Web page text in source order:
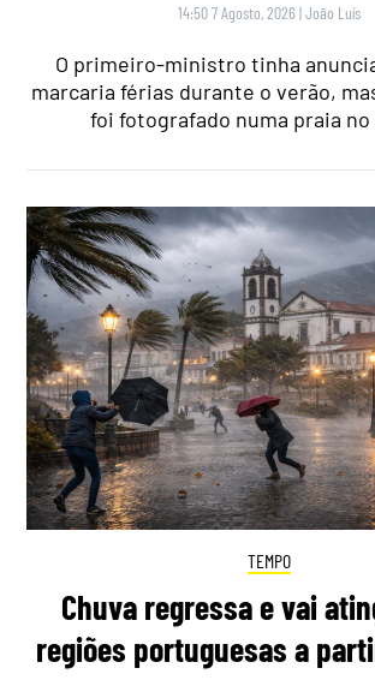
14:50 7 Agosto, 2026 |João Luís
O primeiro-ministro tinha
marcaria férias durante o verão,
foi fotografado numa praia no
TEMPO
Chuva regressa e vai
regiões portuguesas a